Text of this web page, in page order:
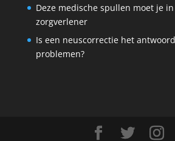
Deze medische spullen moet je
zorgverlener
Is een neuscorrectie het
problemen?